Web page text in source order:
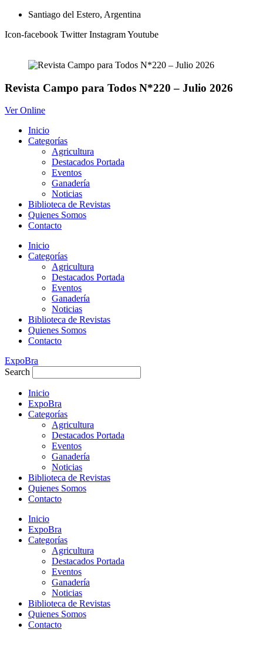
contenido
Santiago del Estero, Argentina
Icon-facebook Twitter InstagramYoutube
Revista Campo para Todos N*220 – Julio 2026
Ver Online
Inicio
Categorías
Agricultura
Destacados Portada
Eventos
Ganadería
Noticias
Biblioteca de Revistas
Quienes Somos
Contacto
Inicio
Categorías
Agricultura
Destacados Portada
Eventos
Ganadería
Noticias
Biblioteca de Revistas
Quienes Somos
Contacto
ExpoBra
Search
Inicio
ExpoBra
Categorías
Agricultura
Destacados Portada
Eventos
Ganadería
Noticias
Biblioteca de Revistas
Quienes Somos
Contacto
Inicio
ExpoBra
Categorías
Agricultura
Destacados Portada
Eventos
Ganadería
Noticias
Biblioteca de Revistas
Quienes Somos
Contacto